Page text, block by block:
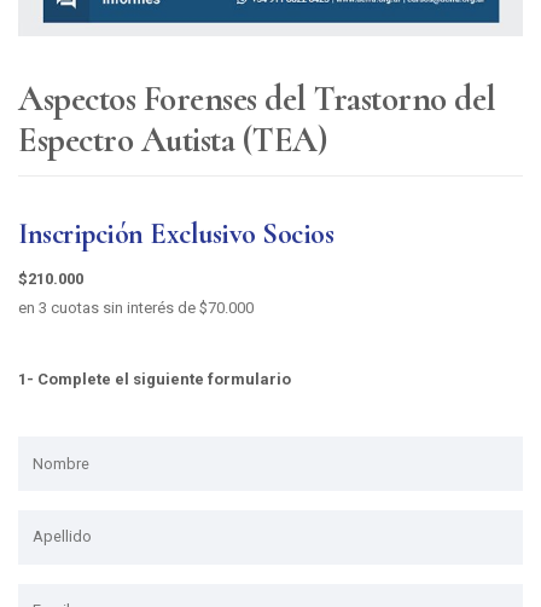
Aspectos Forenses del Trastorno del
Espectro Autista (TEA)
Inscripción Exclusivo Socios
$210.000
en 3 cuotas sin interés de $70.000
1- Complete el siguiente formulario